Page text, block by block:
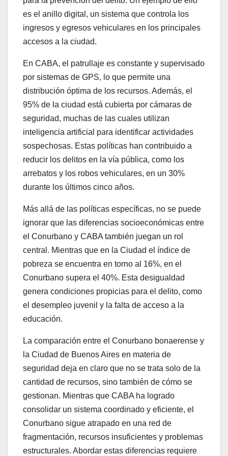
es el anillo digital, un sistema que controla los
ingresos y egresos vehiculares en los principales
accesos a la ciudad.
En CABA, el patrullaje es constante y supervisado
por sistemas de GPS, lo que permite una
distribución óptima de los recursos. Además, el
95% de la ciudad está cubierta por cámaras de
seguridad, muchas de las cuales utilizan
inteligencia artificial para identificar actividades
sospechosas. Estas políticas han contribuido a
reducir los delitos en la vía pública, como los
arrebatos y los robos vehiculares, en un 30%
durante los últimos cinco años.
Más allá de las políticas específicas, no se puede
ignorar que las diferencias socioeconómicas entre
el Conurbano y CABA también juegan un rol
central. Mientras que en la Ciudad el índice de
pobreza se encuentra en torno al 16%, en el
Conurbano supera el 40%. Esta desigualdad
genera condiciones propicias para el delito, como
el desempleo juvenil y la falta de acceso a la
educación.
La comparación entre el Conurbano bonaerense y
la Ciudad de Buenos Aires en materia de
seguridad deja en claro que no se trata solo de la
cantidad de recursos, sino también de cómo se
gestionan. Mientras que CABA ha logrado
consolidar un sistema coordinado y eficiente, el
Conurbano sigue atrapado en una red de
fragmentación, recursos insuficientes y problemas
estructurales. Abordar estas diferencias requiere